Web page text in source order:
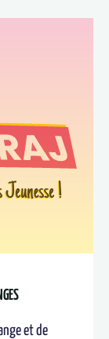
et de